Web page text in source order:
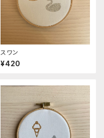
スワン
¥420